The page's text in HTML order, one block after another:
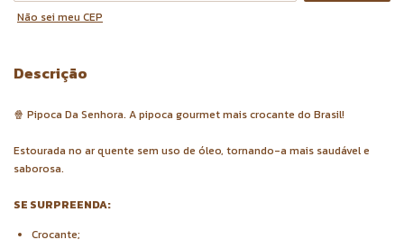
Não sei meu CEP
Descrição
🍿 Pipoca Da Senhora. A pipoca gourmet mais crocante do Brasil!
Estourada no ar quente sem uso de óleo, tornando-a mais saudável e
saborosa.
SE SURPREENDA:
Crocante;